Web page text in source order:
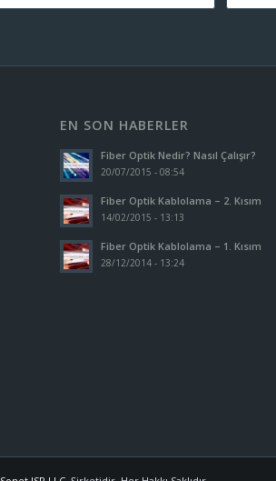
EN SON HABERLER
Fiber Optik Nedir? Nasıl Çalışır?
20/07/2015 - 08:54
Fiber Optik Kablolama – 2. Kısım
14/02/2015 - 13:13
Fiber Optik Kablolama – 1. Kısım
28/12/2014 - 13:24